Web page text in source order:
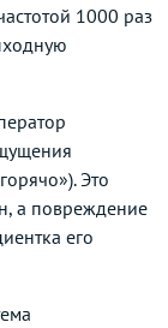
1000 раз
Это
а повреждение
его